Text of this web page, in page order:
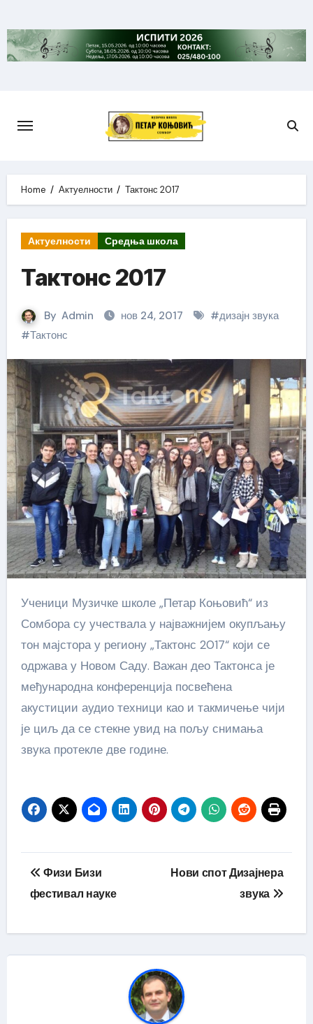
to
content
Home Актуелности Тактонс 2017
Актуелности Средња школа
Тактонс 2017
By Admin нов 24, 2017 #дизајн звука
#Тактонс
Ученици Музичке школе „Петар Коњовић“ из
Сомбора су учествала у најважнијем окупљању
тон мајстора у региону „Тактонс 2017“ који се
одржава у Новом Саду. Важан део Тактонса је
међународна конференција посвећена
акустиции аудио техници као и такмичење чији
је циљ да се стекне увид на пољу снимања
звука протекле две године.
Кретање
чланка
Физи Бизи
фестивал науке
Нови спот Дизајнера
звука